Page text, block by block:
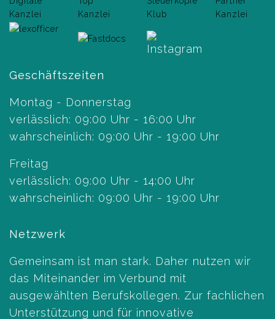
Geschäftszeiten
Montag - Donnerstag
verlässlich: 09:00 Uhr - 16:00 Uhr
wahrscheinlich: 09:00 Uhr - 19:00 Uhr
Freitag
verlässlich: 09:00 Uhr - 14:00 Uhr
wahrscheinlich: 09:00 Uhr - 19:00 Uhr
Netzwerk
Gemeinsam ist man stark. Daher nutzen wir
das Miteinander im Verbund mit
ausgewählten Berufskollegen. Zur fachlichen
Unterstützung und für innovative